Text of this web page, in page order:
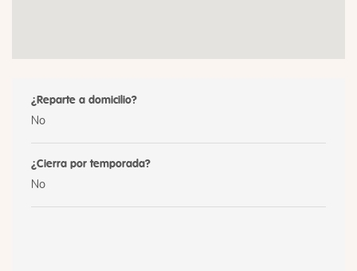
¿Reparte a domicilio?
No
¿Cierra por temporada?
No